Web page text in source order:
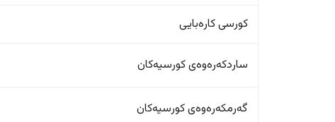
کورسی کارەبایی
ساردکەرەوەی کورسیەکان
گەرمکەرەوەی کورسیەکان